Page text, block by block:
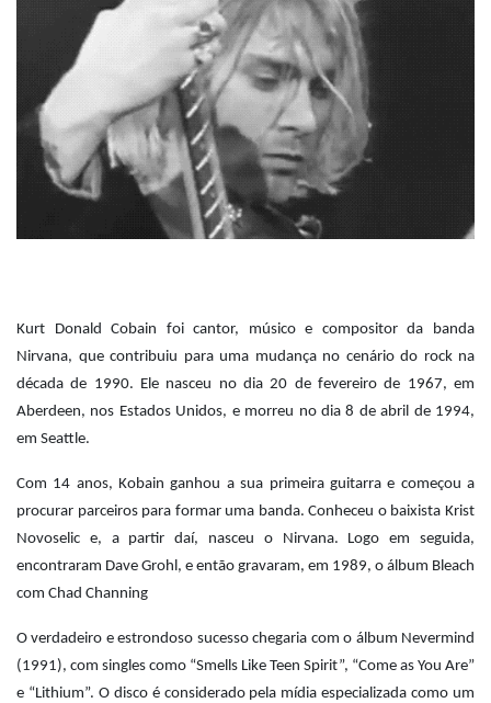
Kurt Donald Cobain foi cantor, músico e compositor da banda
Nirvana, que contribuiu para uma mudança no cenário do rock na
década de 1990. Ele nasceu no dia 20 de fevereiro de 1967, em
Aberdeen, nos Estados Unidos, e morreu no dia 8 de abril de 1994,
em Seattle.
Com 14 anos, Kobain ganhou a sua primeira guitarra e começou a
procurar parceiros para formar uma banda. Conheceu o baixista Krist
Novoselic e, a partir daí, nasceu o Nirvana. Logo em seguida,
encontraram Dave Grohl, e então gravaram, em 1989, o álbum Bleach
com Chad Channing
O verdadeiro e estrondoso sucesso chegaria com o álbum Nevermind
(1991), com singles como “Smells Like Teen Spirit”, “Come as You Are”
e “Lithium”. O disco é considerado pela mídia especializada como um